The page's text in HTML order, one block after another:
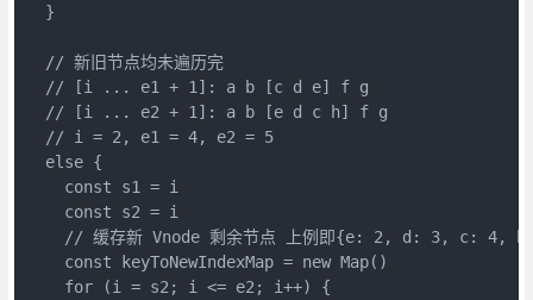
  }
  // 新旧节点均未遍历完
  // [i ... e1 + 1]: a b [c d e] f g
  // [i ... e2 + 1]: a b [e d c h] f g
  // i = 2, e1 = 4, e2 = 5
  else {
    const s1 = i
    const s2 = i
// 缓存新 Vnode 剩余节点 上例即{e: 2, d: 3, c: 4,
    const keyToNewIndexMap = new Map()
    for (i = s2; i <= e2; i++) {